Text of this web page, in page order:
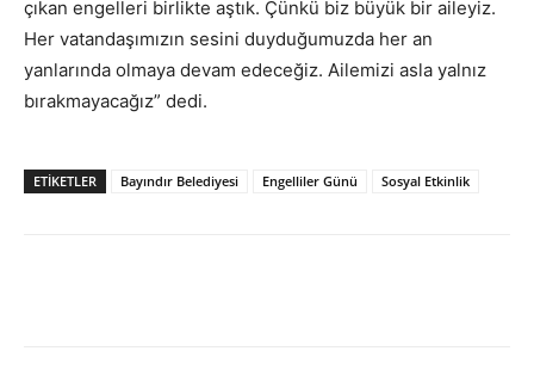
çıkan engelleri birlikte aştık. Çünkü biz büyük bir aileyiz.
Her vatandaşımızın sesini duyduğumuzda her an
yanlarında olmaya devam edeceğiz. Ailemizi asla yalnız
bırakmayacağız” dedi.
ETİKETLER Bayındır Belediyesi Engelliler Günü Sosyal Etkinlik